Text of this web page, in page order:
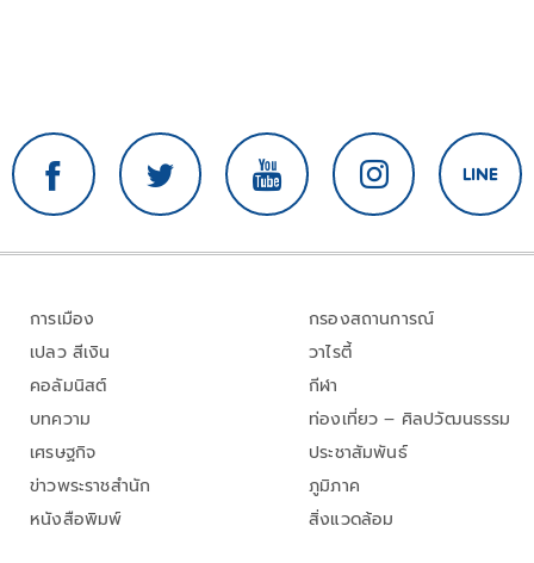
การเมือง
เปลว สีเงิน
คอลัมนิสต์
บทความ
เศรษฐกิจ
ข่าวพระราชสำนัก
หนังสือพิมพ์
กรองสถานการณ์
วาไรตี้
กีฬา
ท่องเที่ยว – ศิลปวัฒนธรรม
ประชาสัมพันธ์
ภูมิภาค
สิ่งแวดล้อม